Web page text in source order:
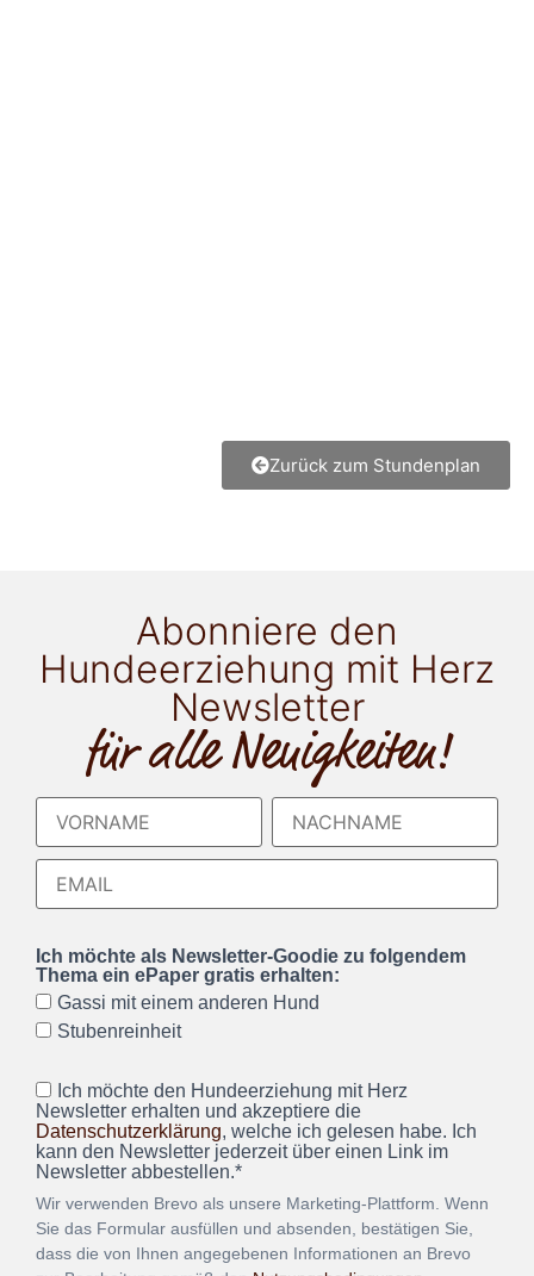
Zurück zum Stundenplan
Abonniere den
Hundeerziehung mit Herz
Newsletter
für alle Neuigkeiten!
Ich möchte als Newsletter-Goodie zu folgendem
Thema ein ePaper gratis erhalten:
Gassi mit einem anderen Hund
Stubenreinheit
Ich möchte den Hundeerziehung mit Herz
Newsletter erhalten und akzeptiere die
Datenschutzerklärung, welche ich gelesen habe. Ich
kann den Newsletter jederzeit über einen Link im
Newsletter abbestellen.*
Wir verwenden Brevo als unsere Marketing-Plattform. Wenn
Sie das Formular ausfüllen und absenden, bestätigen Sie,
dass die von Ihnen angegebenen Informationen an Brevo